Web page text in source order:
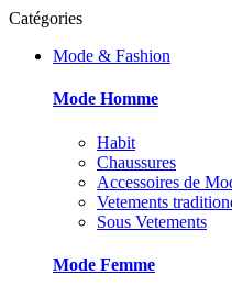
Catégories
Mode & Fashion
Mode Homme
Habit
Chaussures
Accessoires de
Vetements
Sous Vetements
Mode Femme